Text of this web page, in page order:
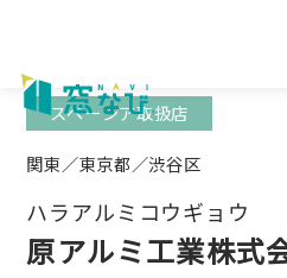
content
関東／東京都／渋谷区
ハラアルミコウギョウ
原アルミ工業株式
スペーシア取扱店